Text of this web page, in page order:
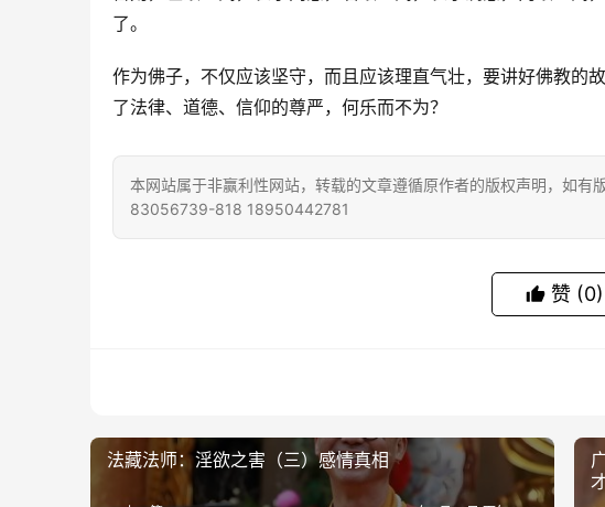
了。
作为佛子，不仅应该坚守，而且应该理直气壮，要讲好佛教的
了法律、道德、信仰的尊严，何乐而不为？
本网站属于非赢利性网站，转载的文章遵循原作者的版权声明，如
83056739-818 18950442781
赞 (0)
法藏法师：淫欲之害（三）感情真相